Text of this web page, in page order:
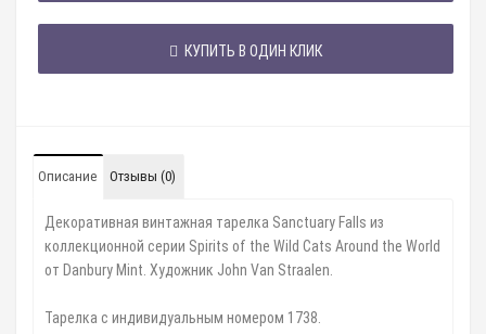
КУПИТЬ В ОДИН КЛИК
Описание Отзывы (0)
Декоративная винтажная тарелка Sanctuary Falls из
коллекционной серии Spirits of the Wild Cats Around the World
от Danbury Mint. Художник John Van Straalen.
Тарелка с индивидуальным номером 1738.